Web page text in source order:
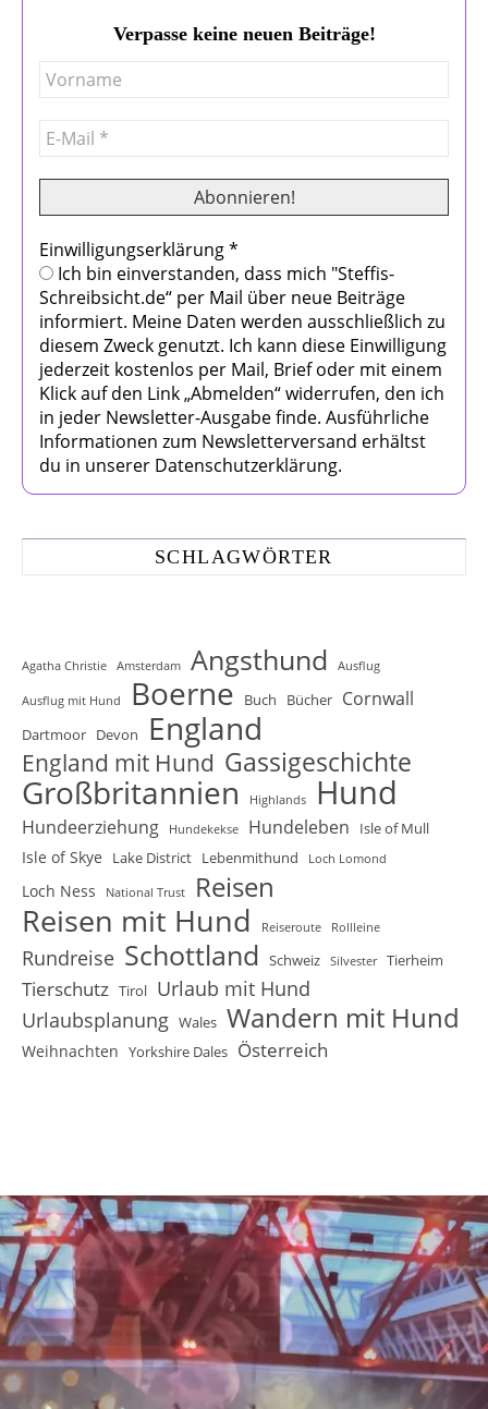
Verpasse keine neuen Beiträge!
Einwilligungserklärung*
Ich bin einverstanden, dass mich "Steffis-
Schreibsicht.de“ per Mail über neue Beiträge
informiert. Meine Daten werden ausschließlich zu
diesem Zweck genutzt. Ich kann diese Einwilligung
jederzeit kostenlos per Mail, Brief oder mit einem
Klick auf den Link „Abmelden“ widerrufen, den ich
in jeder Newsletter-Ausgabe finde. Ausführliche
Informationen zum Newsletterversand erhältst
du in unserer Datenschutzerklärung.
SCHLAGWÖRTER
Agatha Christie Amsterdam Angsthund Ausflug
Ausflug mit Hund Boerne Buch Bücher Cornwall
Dartmoor Devon England
England mit Hund Gassigeschichte
Großbritannien Highlands Hund
Hundeerziehung Hundekekse Hundeleben Isle of Mull
Isle of Skye Lake District Lebenmithund Loch Lomond
Loch Ness National Trust Reisen
Reisen mit Hund Reiseroute Rollleine
Rundreise Schottland Schweiz Silvester Tierheim
Tierschutz Tirol Urlaub mit Hund
Urlaubsplanung Wales Wandern mit Hund
Weihnachten Yorkshire Dales Österreich